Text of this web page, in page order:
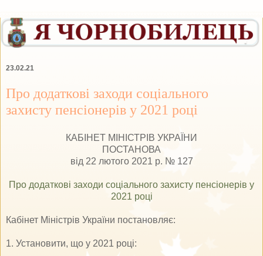
23.02.21
Про додаткові заходи соціального
захисту пенсіонерів у 2021 році
КАБІНЕТ МІНІСТРІВ УКРАЇНИ
ПОСТАНОВА
від 22 лютого 2021 р. № 127
Про додаткові заходи соціального захисту пенсіонерів у
2021 році
Кабінет Міністрів України постановляє:
1. Установити, що у 2021 році: